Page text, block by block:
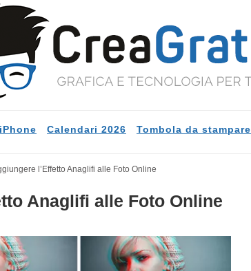
iPhone Calendari 2026 Tombola da stampare
l’Effetto Anaglifi alle Foto Online
Anaglifi alle Foto Online